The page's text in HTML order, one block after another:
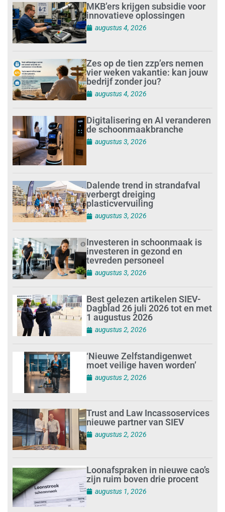
MKB’ers krijgen subsidie voor
innovatieve oplossingen
augustus 4, 2026
Zes op de tien zzp’ers nemen
vier weken vakantie: kan jouw
bedrijf zonder jou?
augustus 4, 2026
Digitalisering en AI veranderen
de schoonmaakbranche
augustus 3, 2026
Dalende trend in strandafval
verbergt dreiging
plasticvervuiling
augustus 3, 2026
Investeren in schoonmaak is
investeren in gezond en
tevreden personeel
augustus 3, 2026
Best gelezen artikelen SIEV-
Dagblad 26 juli 2026 tot en met
1 augustus 2026
augustus 2, 2026
‘Nieuwe Zelfstandigenwet
moet veilige haven worden’
augustus 2, 2026
Trust and Law Incassoservices
nieuwe partner van SIEV
augustus 2, 2026
Loonafspraken in nieuwe cao’s
zijn ruim boven drie procent
augustus 1, 2026